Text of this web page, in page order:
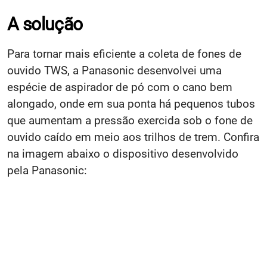
A solução
Para tornar mais eficiente a coleta de fones de
ouvido TWS, a Panasonic desenvolvei uma
espécie de aspirador de pó com o cano bem
alongado, onde em sua ponta há pequenos tubos
que aumentam a pressão exercida sob o fone de
ouvido caído em meio aos trilhos de trem. Confira
na imagem abaixo o dispositivo desenvolvido
pela Panasonic: